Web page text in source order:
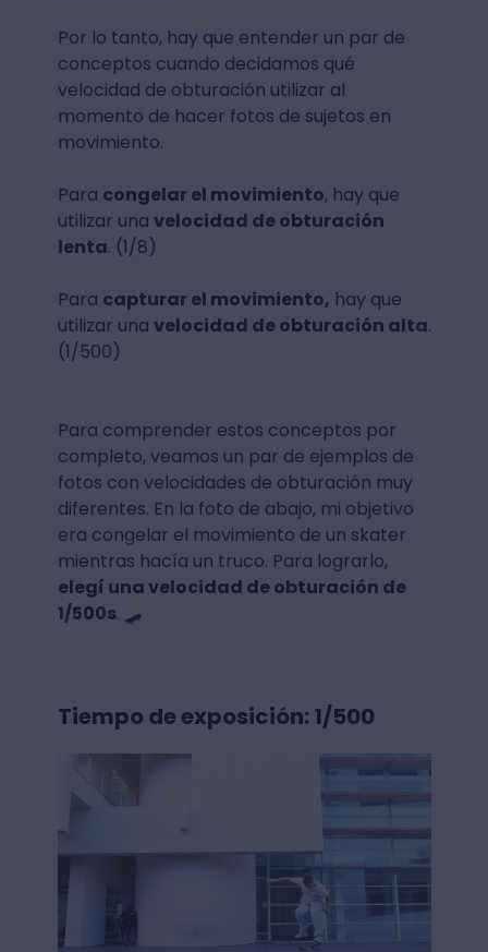
Por lo tanto, hay que entender un par de
conceptos cuando decidamos qué
velocidad de obturación utilizar al
momento de hacer fotos de sujetos en
movimiento.
Para congelar el movimiento, hay que
utilizar una velocidad de obturación
lenta. (1/8)
Para capturar el movimiento, hay que
utilizar una velocidad de obturación alta.
(1/500)
Para comprender estos conceptos por
completo, veamos un par de ejemplos de
fotos con velocidades de obturación muy
diferentes. En la foto de abajo, mi objetivo
era congelar el movimiento de un skater
mientras hacía un truco. Para lograrlo,
elegí una velocidad de obturación de
1/500s. 🛹
Tiempo de exposición: 1/500